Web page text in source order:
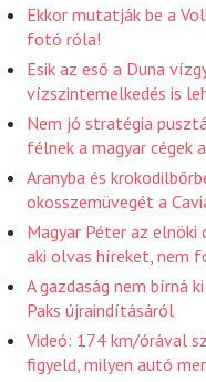
Ekkor mutatják be a
fotó róla!
Esik az eső a Duna
vízszintemelkedés is
Nem jó stratégia
félnek a magyar cégek
Aranyba és
okosszemüvegét a
Magyar Péter az
aki olvas híreket, nem
A gazdaság nem bírná
Paks újraindításáról
Videó: 174 km/órával
figyeld, milyen autó